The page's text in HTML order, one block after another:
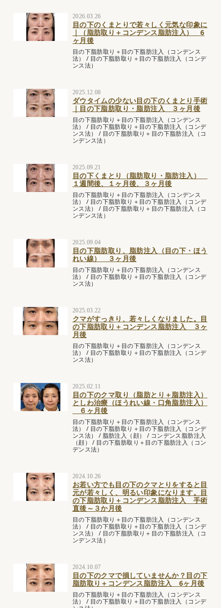
2026.03.26
目の下のくまとりで若々しく元気な印象に
｜（脂肪取り＋コンデンス脂肪注入） 6
ヶ月後
目の下脂肪取り＋目の下脂肪注入（コンデンス
法）
/ 目の下脂肪取り＋目の下脂肪注入（コンデ
ンス法）
2025.12.08
ダウタイムの少ない目の下のくまとり手術
｜目の下脂肪取り・脂肪注入 ３ヶ月後
目の下脂肪取り＋目の下脂肪注入（コンデンス
法）
/ 目の下脂肪取り＋目の下脂肪注入（コンデ
ンス法）
/ 目の下脂肪取り＋目の下脂肪注入（コ
ンデンス法）
2025.09.21
目の下くまとり（脂肪取り・脂肪注入）
１週間後、１ヶ月後、３ヶ月後
目の下脂肪取り＋目の下脂肪注入（コンデンス
法）
/ 目の下脂肪取り＋目の下脂肪注入（コンデ
ンス法）
/ 目の下脂肪取り＋目の下脂肪注入（コ
ンデンス法）
2025.09.04
目の下脂肪取り、脂肪注入（目の下・ほう
れい線） ３ヶ月後
目の下脂肪取り＋目の下脂肪注入（コンデンス
法）
/ 目の下脂肪取り＋目の下脂肪注入（コンデ
ンス法）
2025.03.22
クマがすっきり、若々しくなりました。目
の下脂肪取り＋コンデンス脂肪注入 ３ヶ
月後
目の下脂肪取り＋目の下脂肪注入（コンデンス
法）
/ 目の下脂肪取り＋目の下脂肪注入（コンデ
ンス法）
2025.02.11
目の下のクマ取り（脂肪とり＋脂肪注入）
としわ治療（ほうれい線・口角脂肪注入）
６ヶ月後
目の下脂肪取り＋目の下脂肪注入（コンデンス
法）
/ 目の下脂肪取り＋目の下脂肪注入（コンデ
ンス法）
/ 脂肪注入（顔） / コンデンス脂肪注入
（顔） / 目の下脂肪取り＋目の下脂肪注入（コン
デンス法）
2024.10.26
お若い方でも目の下のクマとりをすると目
元が若々しく、明るい印象になります。目
の下脂肪取り＋コンデンス脂肪注入 手術
直後～３か月後
目の下脂肪取り＋目の下脂肪注入（コンデンス
法）
/ 目の下脂肪取り＋目の下脂肪注入（コンデ
ンス法）
/ 目の下脂肪取り＋目の下脂肪注入（コ
ンデンス法）
2024.10.07
目の下のクマで損していませんか？目の下
脂肪取り＋コンデンス脂肪注入 6ヶ月後
目の下脂肪取り＋目の下脂肪注入（コンデンス
法）
/ 目の下脂肪取り＋目の下脂肪注入（コンデ